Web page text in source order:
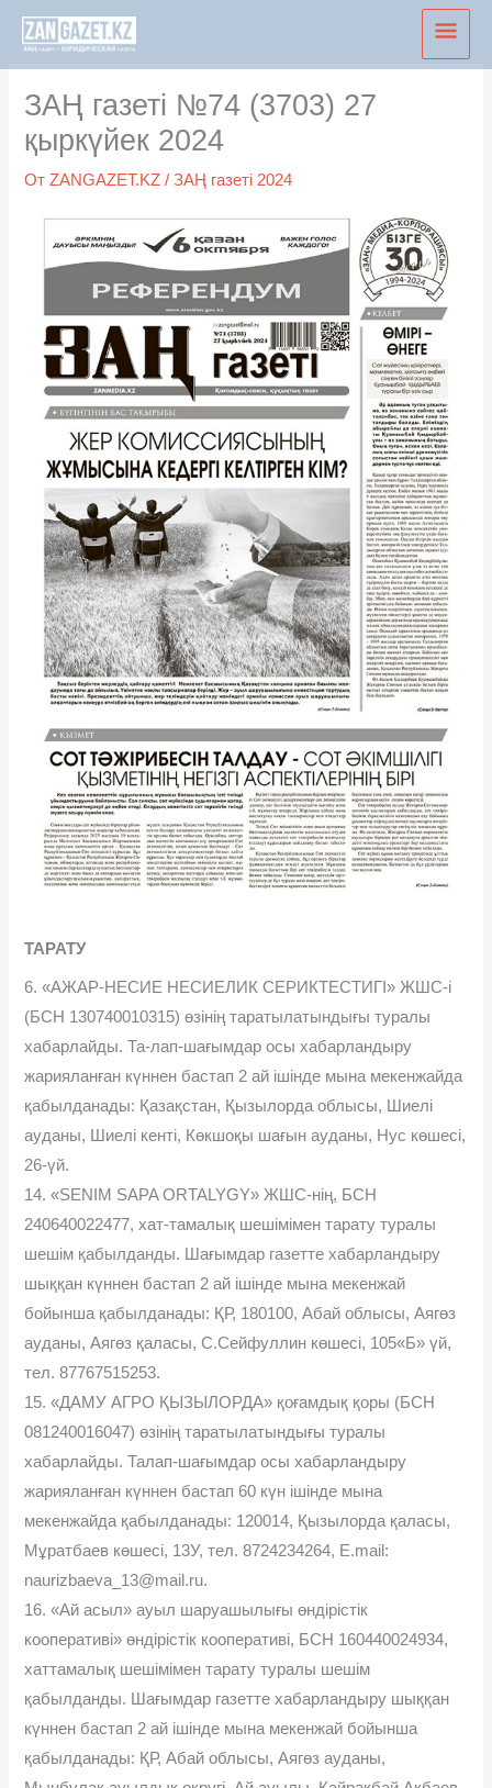
Перейти
содержимому
ЗАҢ газеті №74 (3703) 27
қыркүйек 2024
ОтZANGAZET.KZ/ЗАҢ газеті 2024
ТАРАТУ
6. «АЖАР-НЕСИЕ НЕСИЕЛИК СЕРИКТЕСТИГІ» ЖШС-і
(БСН 130740010315) өзінің таратылатындығы туралы
хабарлайды. Та-лап-шағымдар осы хабарландыру
жарияланған күннен бастап 2 ай ішінде мына мекенжайда
қабылданады: Қазақстан, Қызылорда облысы, Шиелі
ауданы, Шиелі кенті, Көкшоқы шағын ауданы, Нус көшесі,
26-үй.
14. «SENIM SAPA ORTALYGY» ЖШС-нің, БСН
240640022477, хат-тамалық шешімімен тарату туралы
шешім қабылданды. Шағымдар газетте хабарландыру
шыққан күннен бастап 2 ай ішінде мына мекенжай
бойынша қабылданады: ҚР, 180100, Абай облысы, Аягөз
ауданы, Аягөз қаласы, С.Сейфуллин көшесі, 105«Б» үй,
тел. 87767515253.
15. «ДАМУ АГРО ҚЫЗЫЛОРДА» қоғамдық қоры (БСН
081240016047) өзінің таратылатындығы туралы
хабарлайды. Талап-шағымдар осы хабарландыру
жарияланған күннен бастап 60 күн ішінде мына
мекенжайда қабылданады: 120014, Қызылорда қаласы,
Мұратбаев көшесі, 13У, тел. 8724234264, E.mail:
naurizbaeva_13@mail.ru.
16. «Ай асыл» ауыл шаруашылығы өндірістік
кооперативі» өндірістік кооперативі, БСН 160440024934,
хаттамалық шешімімен тарату туралы шешім
қабылданды. Шағымдар газетте хабарландыру шыққан
күннен бастап 2 ай ішінде мына мекенжай бойынша
қабылданады: ҚР, Абай облысы, Аягөз ауданы,